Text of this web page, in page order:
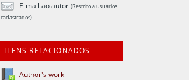
E-mail ao autor(Restrito a usuários
cadastrados)
ITENS RELACIONADOS
Author's work